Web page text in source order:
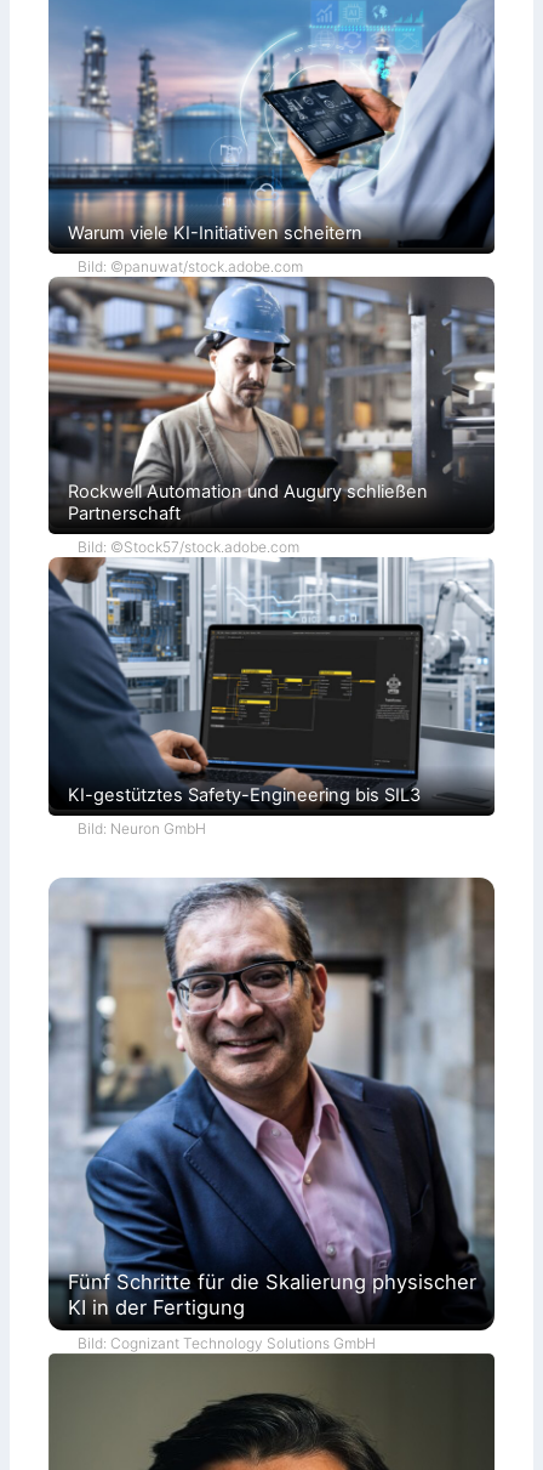
Warum viele KI-Initiativen scheitern
Bild: ©panuwat/stock.adobe.com
Rockwell Automation und Augury schließen
Partnerschaft
Bild: ©Stock57/stock.adobe.com
KI-gestütztes Safety-Engineering bis SIL3
Bild: Neuron GmbH
Fünf Schritte für die Skalierung physischer
KI in der Fertigung
Bild: Cognizant Technology Solutions GmbH